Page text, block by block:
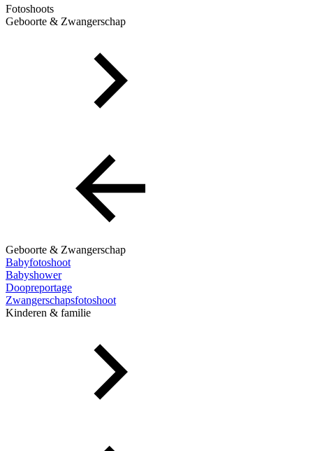
Fotoshoots
Geboorte & Zwangerschap
Geboorte & Zwangerschap
Babyfotoshoot
Babyshower
Doopreportage
Zwangerschapsfotoshoot
Kinderen & familie